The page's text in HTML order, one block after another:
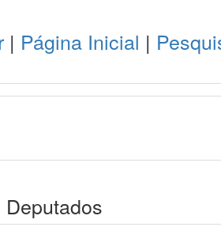
| Página Inicial |